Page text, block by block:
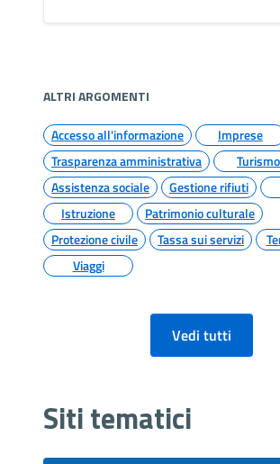
ALTRI ARGOMENTI
Accesso all'informazione
Imprese
Trasparenza amministrativa
Turismo
Assistenza sociale
Gestione rifiuti
Istruzione
Patrimonio culturale
Protezione civile
Tassa sui servizi
Viaggi
Vedi tutti
Siti tematici